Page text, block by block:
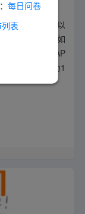
每日问卷
表
参与调研，都以
的方式进行，如
，当然该有的AP
加！100猫币为1